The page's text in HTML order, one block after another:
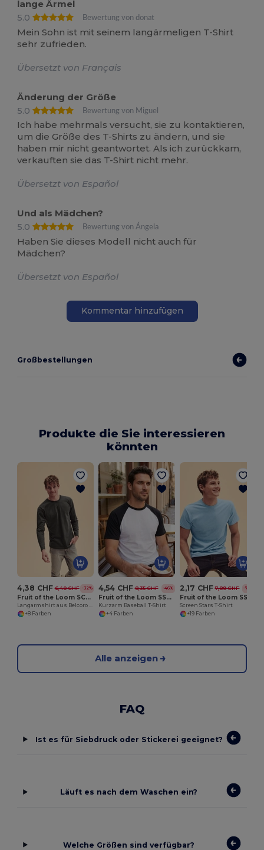
lange Ärmel
5.0
Bewertung von donat
Mein Sohn ist mit seinem langärmeligen T-Shirt
sehr zufrieden.
Übersetzt von Français
Änderung der Größe
5.0
Bewertung von Miguel
Ich habe mehrmals versucht, sie zu kontaktieren,
um die Größe des T-Shirts zu ändern, und sie
haben mir nicht geantwortet. Als ich zurückkam,
verkauften sie das T-Shirt nicht mehr.
Übersetzt von Español
Und als Mädchen?
5.0
Bewertung von Ángela
Haben Sie dieses Modell nicht auch für
Mädchen?
Übersetzt von Español
Kommentar hinzufügen
Großbestellungen
Produkte die Sie interessieren
könnten
4,38 CHF 6,40 CHF -32%
Fruit of the Loom SC201
+8 Farben
4,54 CHF 8,35 CHF -46%
Fruit of the Loom SS026
Kurzarm Baseball T-Shirt
+4 Farben
2,17 CHF 7,89 CHF -72%
Screen Stars T-Shirt
+19 Farben
Alle anzeigen
FAQ
Ist es für Siebdruck oder Stickerei geeignet?
Läuft es nach dem Waschen ein?
Welche Größen sind verfügbar?